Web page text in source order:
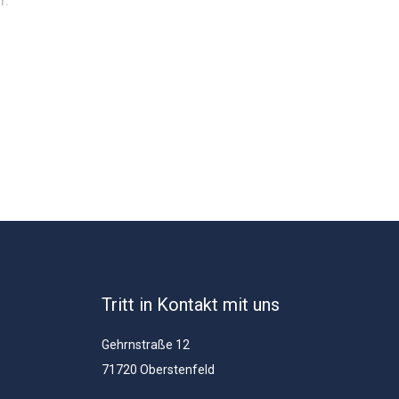
Tritt in Kontakt mit uns
Gehrnstraße 12
71720 Oberstenfeld